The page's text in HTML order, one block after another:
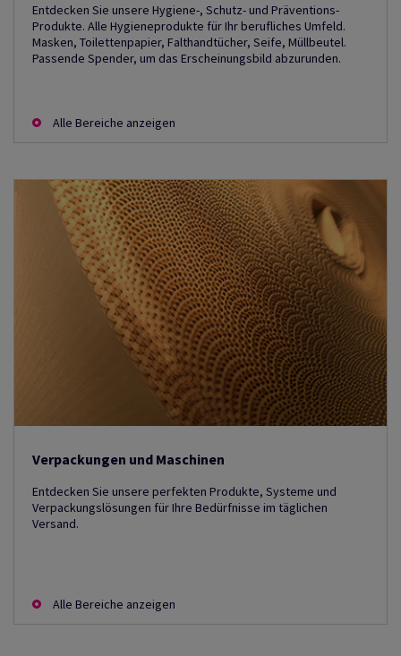
Entdecken Sie unsere Hygiene-, Schutz- und Präventions-
Produkte. Alle Hygieneprodukte für Ihr berufliches Umfeld.
Masken, Toilettenpapier, Falthandtücher, Seife, Müllbeutel.
Passende Spender, um das Erscheinungsbild abzurunden.
Alle Bereiche anzeigen
Verpackungen und Maschinen
Entdecken Sie unsere perfekten Produkte, Systeme und
Verpackungslösungen für Ihre Bedürfnisse im täglichen
Versand.
Alle Bereiche anzeigen